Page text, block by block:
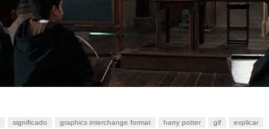
significado graphics interchange format harry potter gif explicar